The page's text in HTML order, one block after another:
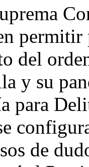
del
y su
para
de